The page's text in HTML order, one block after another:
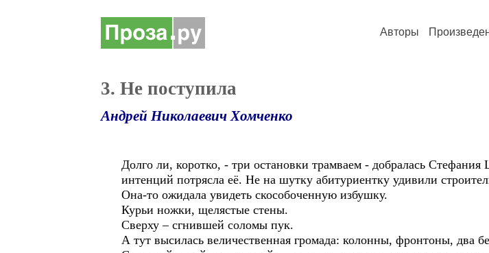
Авторы
3. Не поступила
Андрей Николаевич Хомченко
Долго ли, коротко, - три остановки трамваем - добралась
интенций потрясла её. Не на шутку абитуриентку удивили
Она-то ожидала увидеть скособоченную избушку.
Курьи ножки, щелястые стены.
Сверху – сгнившей соломы пук.
А тут высилась величественная громада: колонны, фронтоны, два